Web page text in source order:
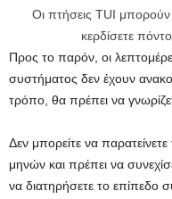
Οι πτήσεις TUI μπορούν
κερδίσετε
Προς το παρόν, οι
συστήματος δεν έχουν
τρόπο, θα πρέπει να
Δεν μπορείτε να
μηνών και πρέπει να
να διατηρήσετε το επίπεδο